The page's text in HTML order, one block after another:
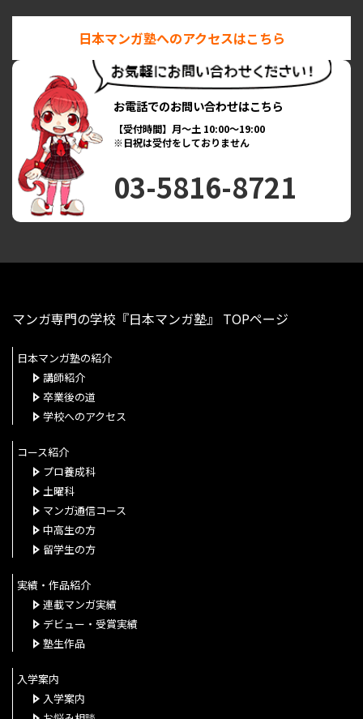
日本マンガ塾へのアクセスはこちら
お電話でのお問い合わせはこちら
【受付時間】月～土 10:00～19:00
※日祝は受付をしておりません
03-5816-8721
マンガ専門の学校『日本マンガ塾』 TOPページ
日本マンガ塾の紹介
講師紹介
卒業後の道
学校へのアクセス
コース紹介
プロ養成科
土曜科
マンガ通信コース
中高生の方
留学生の方
実績・作品紹介
連載マンガ実績
デビュー・受賞実績
塾生作品
入学案内
入学案内